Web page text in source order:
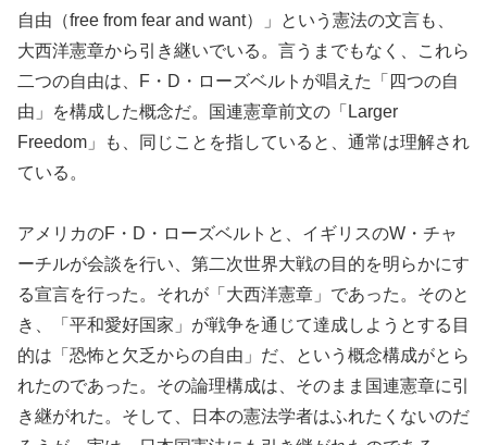
自由（free from fear and want）」という憲法の文言も、
大西洋憲章から引き継いでいる。言うまでもなく、これら
二つの自由は、F・D・ローズベルトが唱えた「四つの自
由」を構成した概念だ。国連憲章前文の「Larger
Freedom」も、同じことを指していると、通常は理解され
ている。
アメリカのF・D・ローズベルトと、イギリスのW・チャ
ーチルが会談を行い、第二次世界大戦の目的を明らかにす
る宣言を行った。それが「大西洋憲章」であった。そのと
き、「平和愛好国家」が戦争を通じて達成しようとする目
的は「恐怖と欠乏からの自由」だ、という概念構成がとら
れたのであった。その論理構成は、そのまま国連憲章に引
き継がれた。そして、日本の憲法学者はふれたくないのだ